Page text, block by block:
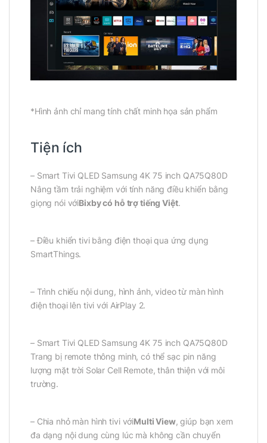
*Hình ảnh chỉ mang tính chất minh họa sản phẩm
Tiện ích
– Smart Tivi QLED Samsung 4K 75 inch QA75Q80D
Nâng tầm trải nghiệm với tính năng điều khiển bằng
giọng nói vớiBixby có hỗ trợ tiếng Việt.
– Điều khiển tivi bằng điện thoại qua ứng dụng
SmartThings.
– Trình chiếu nội dung, hình ảnh, video từ màn hình
điện thoại lên tivi với AirPlay 2.
– Smart Tivi QLED Samsung 4K 75 inch QA75Q80D
Trang bị remote thông minh, có thể sạc pin năng
lượng mặt trời Solar Cell Remote, thân thiện với môi
trường.
– Chia nhỏ màn hình tivi vớiMulti View, giúp bạn xem
đa dạng nội dung cùng lúc mà không cần chuyển